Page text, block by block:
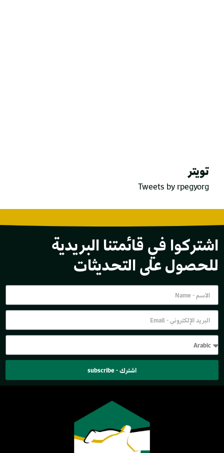
تويتر
Tweets by rpegyorg
اشتركوا في قائمتنا البريدية
للحصول على التحديثات
اشترك - subscribe